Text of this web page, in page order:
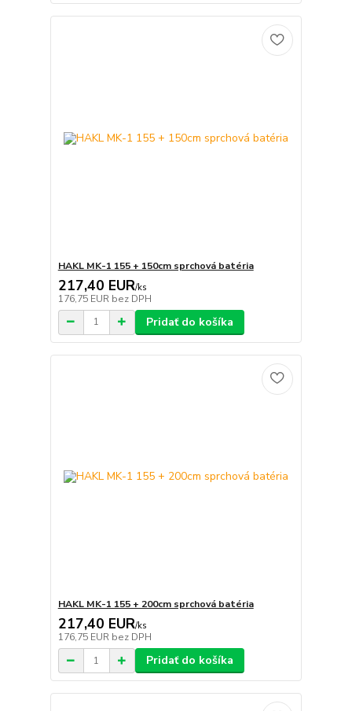
HAKL MK-1 155 + 150cm sprchová batéria
217,40 EUR/ks
176,75 EUR bez DPH
Pridať do košíka
HAKL MK-1 155 + 200cm sprchová batéria
217,40 EUR/ks
176,75 EUR bez DPH
Pridať do košíka